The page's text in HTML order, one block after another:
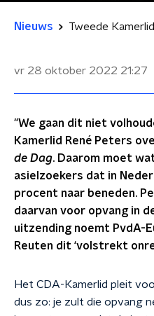
Nieuws
vr 28 oktober 2022 21:27
"We gaan dit niet
Kamerlid René Peters
de Dag. Daarom moet
asielzoekers dat in
procent naar beneden.
daarvan voor opvang in
uitzending noemt PvdA-
Reuten dit ‘volstrekt
Het CDA-Kamerlid pleit
dus zo: je zult die opvang